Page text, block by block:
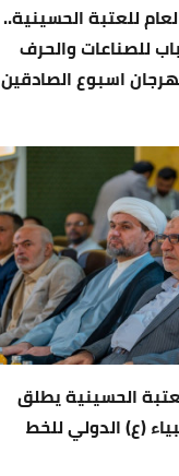
للعتبة الحسينية..
للصناعات والحرف
اسبوع الصادقين
الحسينية يطلق
(ع) الدولي للخط